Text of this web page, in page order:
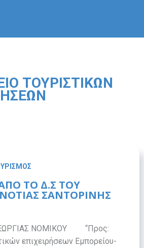
ΤΟΥΡΙΣΤΙΚΏΝ
ΤΟ Δ.Σ ΤΟΥ
ΣΑΝΤΟΡΙΝΗΣ
ΝΟΜΙΚΟΥ “Προς:
επιχειρήσεων Εμπορείου-